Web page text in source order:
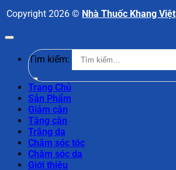
Copyright 2026 © Nhà Thuốc Khang Việt
Tìm kiếm:
Trang Chủ
Sản Phẩm
Giảm cân
Tăng cân
Trắng da
Chăm sóc tóc
Chăm sóc da
Giới thiệu